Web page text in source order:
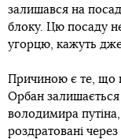
залишався на
блоку. Цю посаду
угорцю, кажуть
Причиною є те, що
Орбан
володимира путіна,
роздратовані